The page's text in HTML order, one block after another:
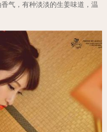
气，有种淡淡的生姜味道，温